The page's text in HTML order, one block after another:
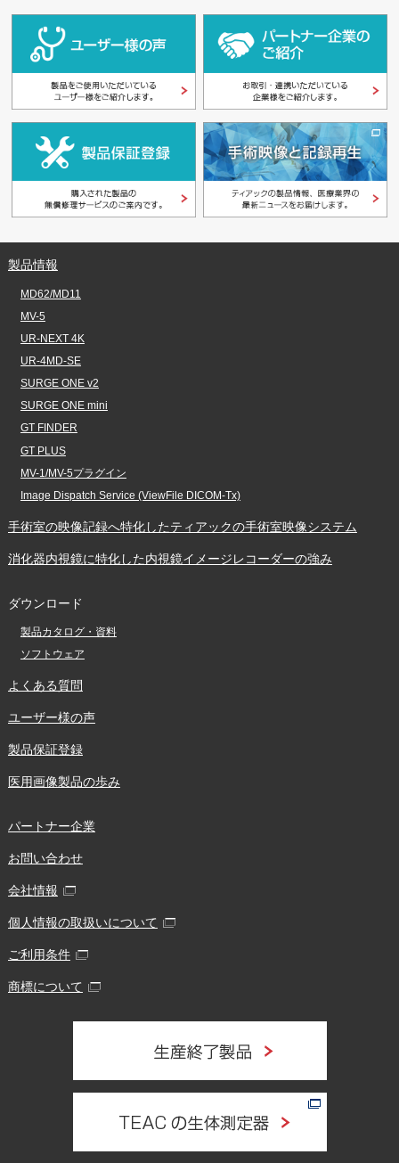
製品情報
MD62/MD11
MV-5
UR-NEXT 4K
UR-4MD-SE
SURGE ONE v2
SURGE ONE mini
GT FINDER
GT PLUS
MV-1/MV-5プラグイン
Image Dispatch Service (ViewFile DICOM-Tx)
手術室の映像記録へ特化したティアックの手術室映像システム
消化器内視鏡に特化した内視鏡イメージレコーダーの強み
ダウンロード
製品カタログ・資料
ソフトウェア
よくある質問
ユーザー様の声
製品保証登録
医用画像製品の歩み
パートナー企業
お問い合わせ
会社情報
個人情報の取扱いについて
ご利用条件
商標について